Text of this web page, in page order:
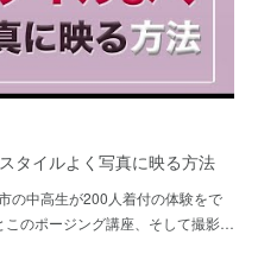
タイルよく写真に映る方法
の中高生が200人着付の体験をで
このポージング講座、そして撮影…